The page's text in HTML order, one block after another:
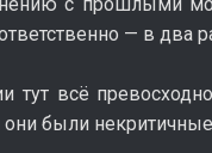
с прошлыми
— в два
тут всё
были